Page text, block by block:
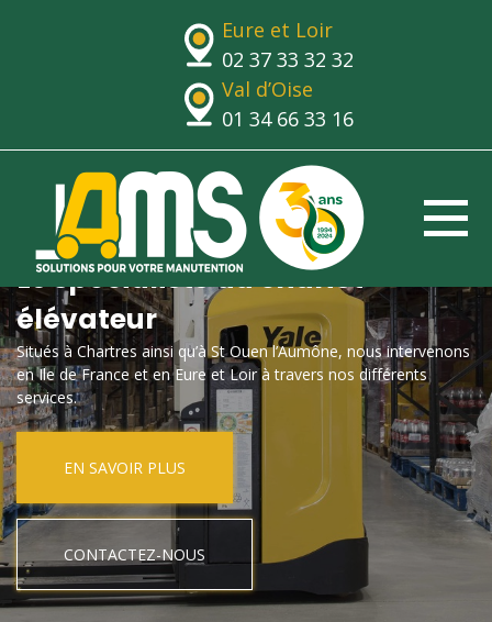
Eure et Loir
02 37 33 32 32
Val d’Oise
01 34 66 33 16
Le spécialiste du chariot
élévateur
Situés à Chartres ainsi qu’à St Ouen l’Aumône, nous intervenons
en Ile de France et en Eure et Loir à travers nos différents
services.
EN SAVOIR PLUS
CONTACTEZ-NOUS